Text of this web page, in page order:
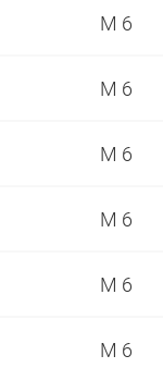
M 6
M 6
M 6
M 6
M 6
M 6